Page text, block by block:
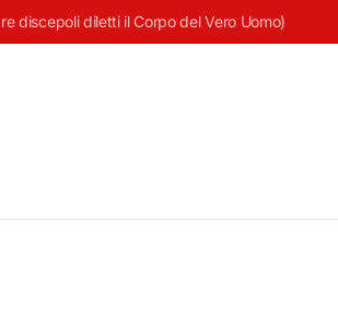
discepoli diletti il Corpo del Vero Uomo)